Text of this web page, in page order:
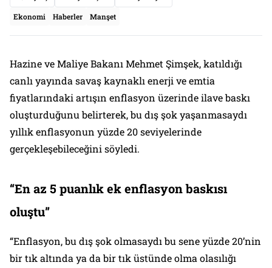
Ekonomi Haberler Manşet
Hazine ve Maliye Bakanı Mehmet Şimşek, katıldığı
canlı yayında savaş kaynaklı enerji ve emtia
fiyatlarındaki artışın enflasyon üzerinde ilave baskı
oluşturduğunu belirterek, bu dış şok yaşanmasaydı
yıllık enflasyonun yüzde 20 seviyelerinde
gerçekleşebileceğini söyledi.
“En az 5 puanlık ek enflasyon baskısı
oluştu”
“Enflasyon, bu dış şok olmasaydı bu sene yüzde 20’nin
bir tık altında ya da bir tık üstünde olma olasılığı